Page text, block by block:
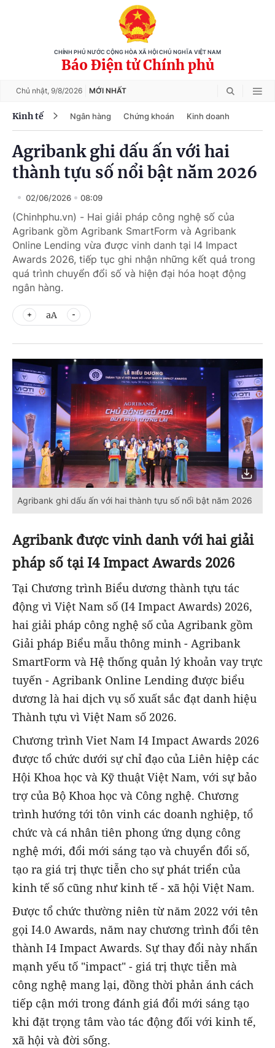
CHÍNH PHỦ NƯỚC CỘNG HÒA XÃ HỘI CHỦ NGHĨA VIỆT NAM
Báo Điện tử Chính phủ
Chủ nhật, 9/8/2026 MỚI NHẤT
Kinh tế Ngân hàng Chứng khoán Kinh doanh
Agribank ghi dấu ấn với hai
thành tựu số nổi bật năm 2026
02/06/2026 08:09
(Chinhphu.vn) - Hai giải pháp công nghệ số của
Agribank gồm Agribank SmartForm và Agribank
Online Lending vừa được vinh danh tại I4 Impact
Awards 2026, tiếp tục ghi nhận những kết quả trong
quá trình chuyển đổi số và hiện đại hóa hoạt động
ngân hàng.
aA
‎Agribank ghi dấu ấn với hai thành tựu số nổi bật năm 2026
Agribank được vinh danh với hai giải
pháp số tại I4 Impact Awards 2026
Tại Chương trình Biểu dương thành tựu tác
động vì Việt Nam số (I4 Impact Awards) 2026,
hai giải pháp công nghệ số của Agribank gồm
Giải pháp Biểu mẫu thông minh - Agribank
SmartForm và Hệ thống quản lý khoản vay trực
tuyến - Agribank Online Lending được biểu
dương là hai dịch vụ số xuất sắc đạt danh hiệu
Thành tựu vì Việt Nam số 2026.
Chương trình Viet Nam I4 Impact Awards 2026
được tổ chức dưới sự chỉ đạo của Liên hiệp các
Hội Khoa học và Kỹ thuật Việt Nam, với sự bảo
trợ của Bộ Khoa học và Công nghệ. Chương
trình hướng tới tôn vinh các doanh nghiệp, tổ
chức và cá nhân tiên phong ứng dụng công
nghệ mới, đổi mới sáng tạo và chuyển đổi số,
tạo ra giá trị thực tiễn cho sự phát triển của
kinh tế số cũng như kinh tế - xã hội Việt Nam.
Được tổ chức thường niên từ năm 2022 với tên
gọi I4.0 Awards, năm nay chương trình đổi tên
thành I4 Impact Awards. Sự thay đổi này nhấn
mạnh yếu tố "impact" - giá trị thực tiễn mà
công nghệ mang lại, đồng thời phản ánh cách
tiếp cận mới trong đánh giá đổi mới sáng tạo
khi đặt trọng tâm vào tác động đối với kinh tế,
xã hội và đời sống.